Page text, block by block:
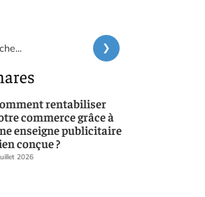
rentabiliser
commerce grâce à
enseigne publicitaire
conçue ?
2026